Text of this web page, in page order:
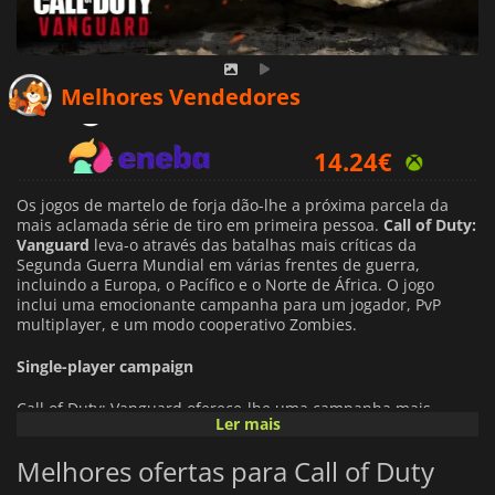
Melhores Vendedores
14.24€
18.69€
Os jogos de martelo de forja dão-lhe a próxima parcela da
mais aclamada série de tiro em primeira pessoa. Call of Duty:
Vanguard leva-o através das batalhas mais críticas da
Segunda Guerra Mundial em várias frentes de guerra,
incluindo a Europa, o Pacífico e o Norte de África. O jogo
inclui uma emocionante campanha para um jogador, PvP
multiplayer, e um modo cooperativo Zombies.
Single-player campaign
Call of Duty: Vanguard oferece-lhe uma campanha mais
interactiva do que nunca ao combater através de vários
jogos anteriores da série, mas permite uma abordagem mais
estratégica da acção, graças à adição de vários elementos.
Ler mais
Melhores ofertas para Call of Duty